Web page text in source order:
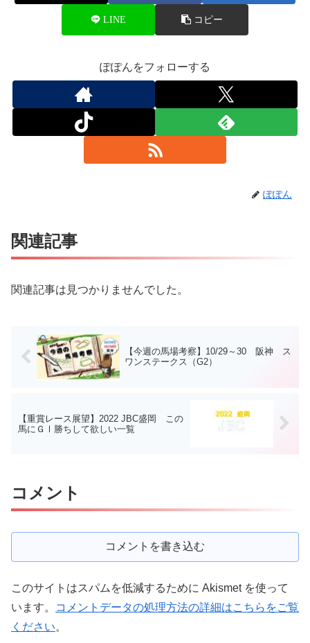
LINE コピー
ぽぽんをフォローする
ぽぽん
関連記事
関連記事は見つかりませんでした。
【今週の馬場考察】10/29～30 阪神 ス
ワンステークス（G2）
【重賞レース展望】2022 JBC盛岡 この
馬にＧⅠ勝ちして欲しい一覧
コメント
コメントを書き込む
このサイトはスパムを低減するために Akismet を使って
います。
コメントデータの処理方法の詳細はこちらをご覧
ください。